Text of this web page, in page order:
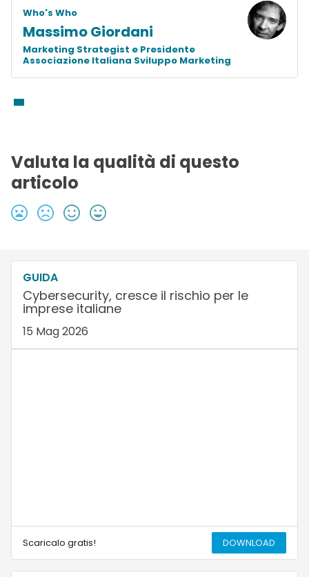
Who's Who
Massimo Giordani
Marketing Strategist e Presidente
Associazione Italiana Sviluppo Marketing
Valuta la qualità di questo
articolo
GUIDA
Cybersecurity, cresce il rischio per le
imprese italiane
15 Mag 2026
Scaricalo gratis! DOWNLOAD